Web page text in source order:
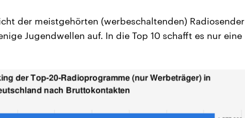
der meistgehörten (werbeschaltenden) Radiosender
Jugendwellen auf. In die Top 10 schafft es nur eine